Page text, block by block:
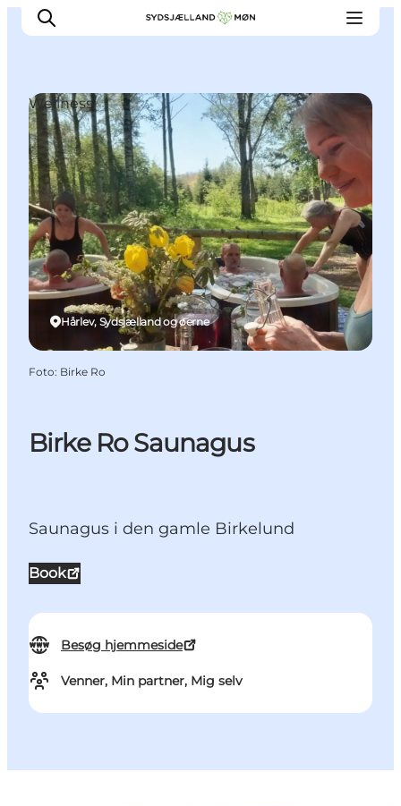
Oplev
Byer og steder
Events
Spis
Overnat
Planlæg din tur
Birke Ro Saunagus
Saunagus i den gamle Birkelund
Book
Besøg hjemmeside
Venner, Min partner, Mig selv
Hårlev, Sydsjælland og øerne
Wellness
Foto: Birke Ro